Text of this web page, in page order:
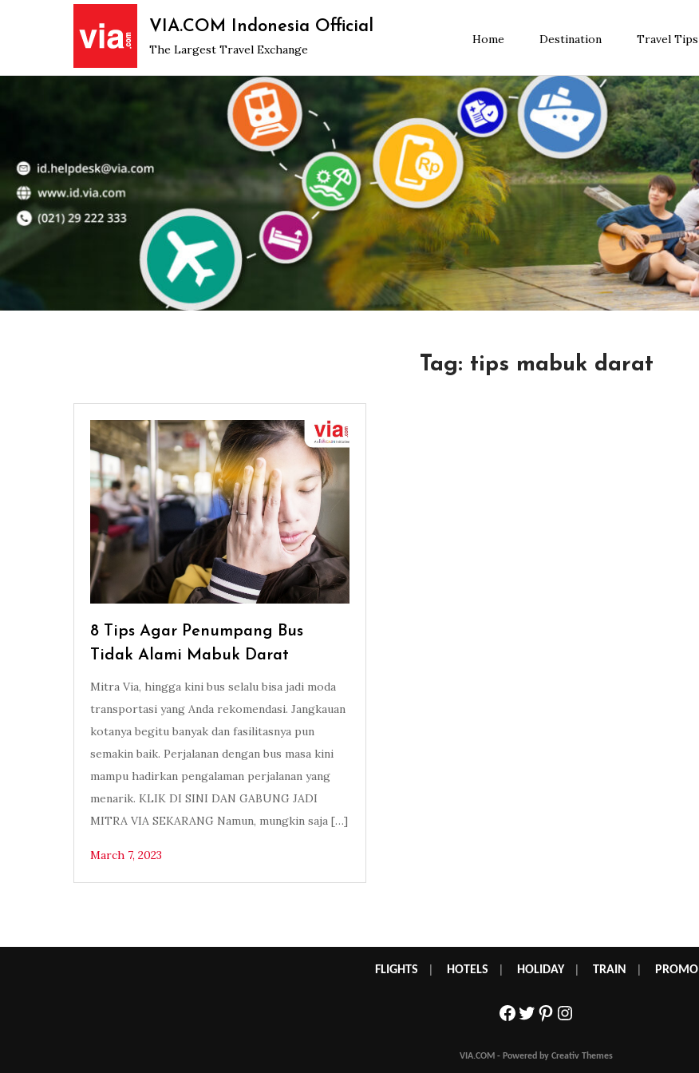
VIA.COM Indonesia Official
The Largest Travel Exchange
Home Destination Travel Tips
Tag: tips mabuk darat
8 Tips Agar Penumpang Bus
Tidak Alami Mabuk Darat
Mitra Via, hingga kini bus selalu bisa jadi moda
transportasi yang Anda rekomendasi. Jangkauan
kotanya begitu banyak dan fasilitasnya pun
semakin baik. Perjalanan dengan bus masa kini
mampu hadirkan pengalaman perjalanan yang
menarik. KLIK DI SINI DAN GABUNG JADI
MITRA VIA SEKARANG Namun, mungkin saja […]
March 7, 2023
FLIGHTS HOTELS HOLIDAY| TRAIN PROMO
Facebook
Twitter
Pinterest
Instagram
VIA.COM - Powered by Creativ Themes